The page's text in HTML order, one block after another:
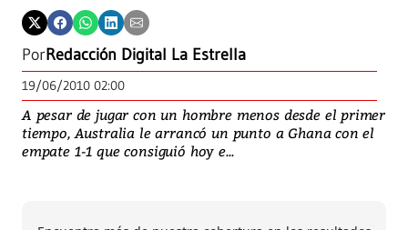
PorRedacción Digital La Estrella
19/06/2010 02:00
A pesar de jugar con un hombre menos desde el primer
tiempo, Australia le arrancó un punto a Ghana con el
empate 1-1 que consiguió hoy e...